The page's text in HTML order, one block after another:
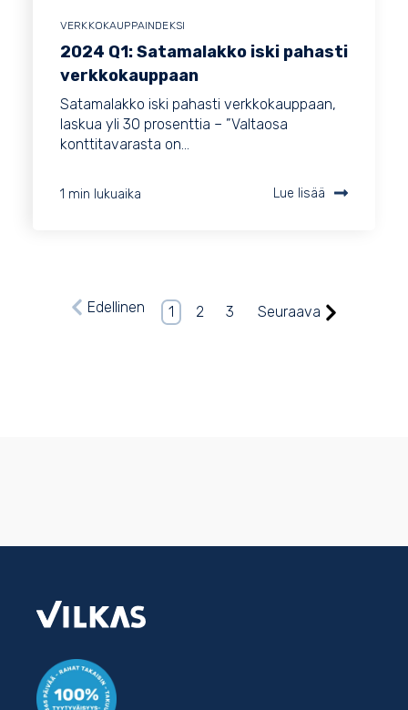
VERKKOKAUPPAINDEKSI
2024 Q1: Satamalakko iski pahasti
verkkokauppaan
Satamalakko iski pahasti verkkokauppaan,
laskua yli 30 prosenttia – ”Valtaosa
konttitavarasta on...
1 min lukuaika Lue lisää
Edellinen 1 2 3 Seuraava